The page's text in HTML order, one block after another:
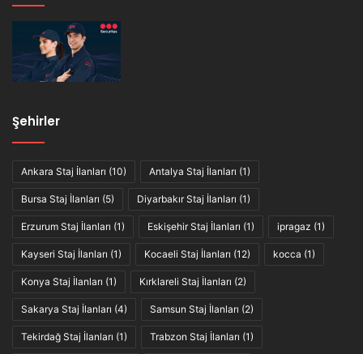
Şehirler
Ankara Staj İlanları (10) Antalya Staj İlanları (1)
Bursa Staj İlanları (5) Diyarbakır Staj İlanları (1)
Erzurum Staj İlanları (1) Eskişehir Staj İlanları (1) ipragaz (1)
Kayseri Staj İlanları (1) Kocaeli Staj İlanları (12) kocca (1)
Konya Staj İlanları (1) Kırklareli Staj İlanları (2)
Sakarya Staj İlanları (4) Samsun Staj İlanları (2)
Tekirdağ Staj İlanları (1) Trabzon Staj İlanları (1)